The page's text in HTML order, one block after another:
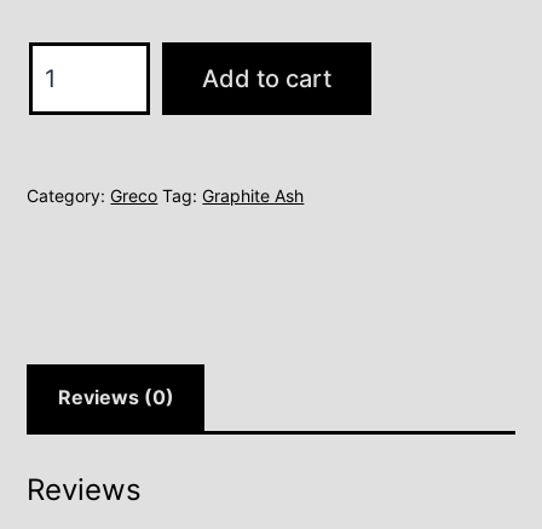
Add to cart
Category:Greco Tag:Graphite Ash
Reviews (0)
Reviews